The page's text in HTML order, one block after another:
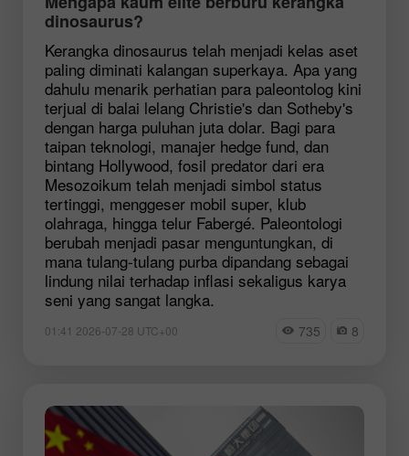
dinosaurus?
Kerangka dinosaurus telah menjadi kelas aset
paling diminati kalangan superkaya. Apa yang
dahulu menarik perhatian para paleontolog kini
terjual di balai lelang Christie's dan Sotheby's
dengan harga puluhan juta dolar. Bagi para
taipan teknologi, manajer hedge fund, dan
bintang Hollywood, fosil predator dari era
Mesozoikum telah menjadi simbol status
tertinggi, menggeser mobil super, klub
olahraga, hingga telur Fabergé. Paleontologi
berubah menjadi pasar menguntungkan, di
mana tulang-tulang purba dipandang sebagai
lindung nilai terhadap inflasi sekaligus karya
seni yang sangat langka.
01:41 2026-07-28 UTC+00 735 8